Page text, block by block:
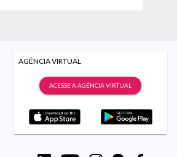
AGÊNCIA VIRTUAL
ACESSE A AGÊNCIA VIRTUAL